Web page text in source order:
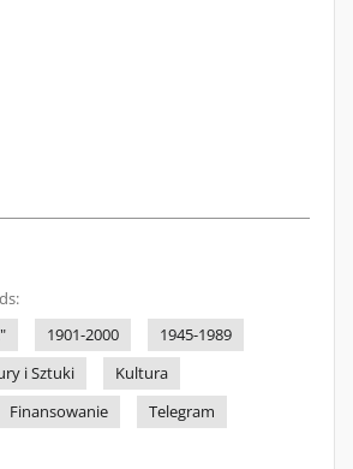
1901-2000
1945-1989
i Sztuki
Kultura
Finansowanie Telegram